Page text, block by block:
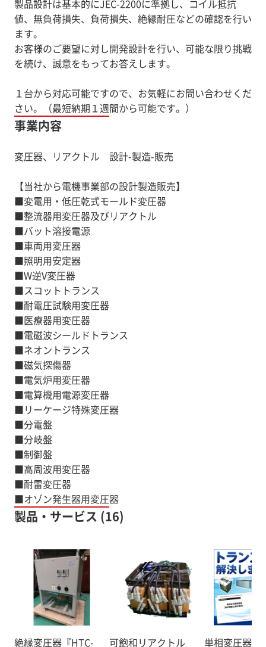
製品設計は基本的にJEC-2200に準拠し、コイル抵抗
値、無負荷損失、負荷損失、絶縁耐圧などの確認を行い
ます。
お客様のご要望に対し開発設計を行い、可能な限り挑戦
を続け、誠意をもってお答えします。
１台から対応可能ですので、お気軽にお問い合わせくだ
さい。（最短納期１週間から可能です。）
事業内容
変圧器、リアクトル 設計-製造-販売
【当社から電機事業部の設計製造販売】
■変電用・低圧乾式モールド変圧器
■整流器用変圧器及びリアクトル
■バット溶接電源
■車両用変圧器
■照明用安定器
■W逆V変圧器
■スコットトランス
■耐電圧試験用変圧器
■医療器用変圧器
■電磁波シールドトランス
■ネオントランス
■磁気探傷器
■電気炉用変圧器
■電算機用電源変圧器
■リーケージ特殊変圧器
■分電盤
■分岐盤
■制御盤
■高周波用変圧器
■耐雷変圧器
■オゾン発生器用変圧器
製品・サービス (16)
絶縁変圧器『HTC- 可飽和リアクトル 単相変圧器／